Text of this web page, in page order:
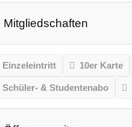
Mitgliedschaften
Einzeleintritt 10er Karte
Schüler- & Studentenabo